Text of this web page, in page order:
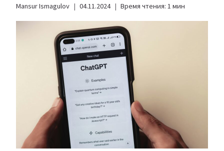
Mansur Ismagulov 04.11.2024 Время чтения: 1 мин